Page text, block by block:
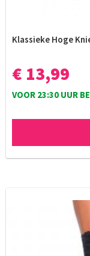
Klassieke Hoge
€ 13,99
VOOR 23:30 UUR